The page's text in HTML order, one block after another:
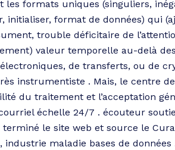
les formats uniques (singuliers,
initialiser, format de données) qui
trouble déficitaire de
valeur temporelle au-delà
de transferts, ou de
instrumentiste . Mais, le centre
du traitement et l’acceptation
échelle 24/7 . écouteur
le site web et source le
, industrie maladie bases de